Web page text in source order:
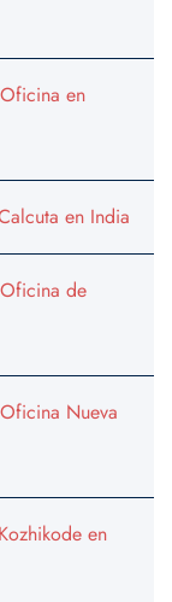
en
en India
de
Nueva
en